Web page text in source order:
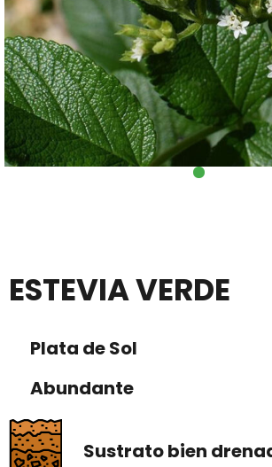
ESTEVIA VERDE
Plata de Sol
Abundante
Sustrato bien